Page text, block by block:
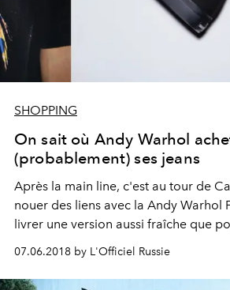
SHOPPING
On sait où Andy Warhol
(probablement) ses jeans
Après la main line, c'est au tour de
nouer des liens avec la Andy Warhol
livrer une version aussi fraîche que
travail de l'artiste américain.
07.06.2018 by L'Officiel Russie